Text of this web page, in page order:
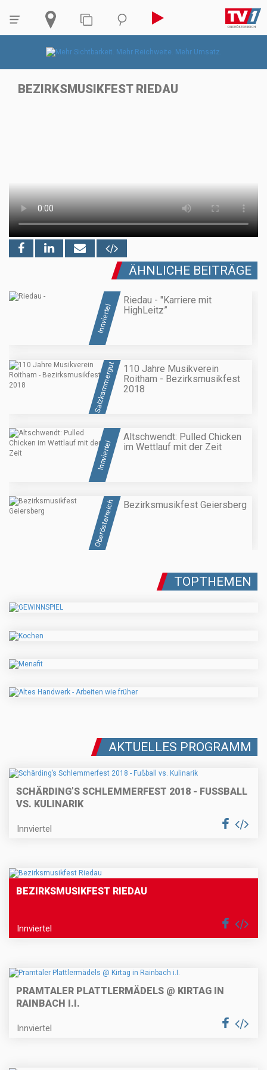
BEZIRKSMUSIKFEST RIEDAU
ÄHNLICHE BEITRÄGE
Innviertel
Riedau - "Karriere mit
HighLeitz”
Salzkammergut
110 Jahre Musikverein
Roitham - Bezirksmusikfest
2018
Innviertel
Altschwendt: Pulled Chicken
im Wettlauf mit der Zeit
Oberösterreich Bezirksmusikfest Geiersberg
TOPTHEMEN
AKTUELLES PROGRAMM
SCHÄRDING’S SCHLEMMERFEST 2018 - FUSSBALL V
S. KULINARIK
Innviertel
BEZIRKSMUSIKFEST RIEDAU
Innviertel
PRAMTALER PLATTLERMÄDELS @ KIRTAG IN
RAINBACH I.I.
Innviertel